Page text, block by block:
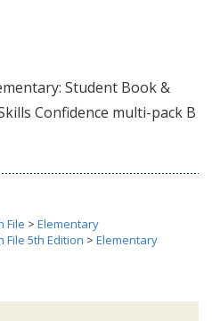
Student Book &
Confidence multi-pack B
File > Elementary
File 5th Edition > Elementary